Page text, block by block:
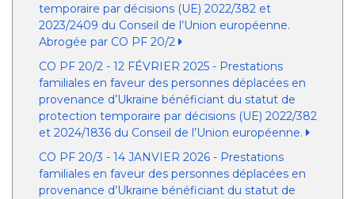
temporaire par décisions (UE) 2022/382 et
2023/2409 du Conseil de l’Union européenne.
Abrogée par CO PF 20/2
CO PF 20/2 - 12 FÉVRIER 2025 - Prestations
familiales en faveur des personnes déplacées en
provenance d’Ukraine bénéficiant du statut de
protection temporaire par décisions (UE) 2022/382
et 2024/1836 du Conseil de l’Union européenne.
CO PF 20/3 - 14 JANVIER 2026 - Prestations
familiales en faveur des personnes déplacées en
provenance d’Ukraine bénéficiant du statut de